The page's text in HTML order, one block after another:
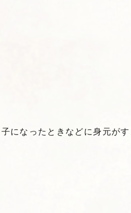
になったときなどに身元がす